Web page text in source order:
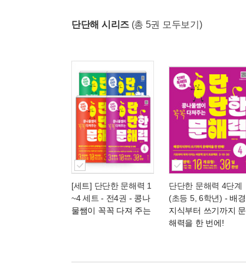
단단해 시리즈 (총 5권 모두보기)
[세트] 단단한 문해력 1
~4 세트 - 전4권 - 콩나
물쌤이 꼭꼭 다져 주는
단단한 문해력 4단계
(초등 5, 6학년) - 배경
지식부터 쓰기까지 문
해력을 한 번에!